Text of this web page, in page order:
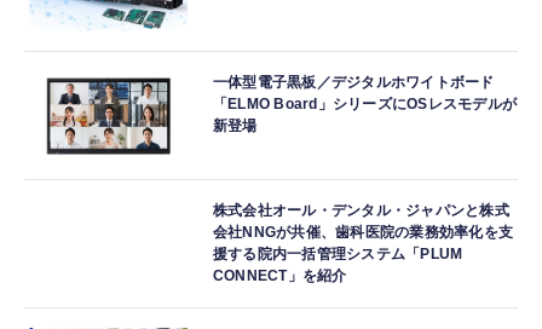
一体型電子黒板／デジタルホワイトボード
「ELMO Board」シリーズにOSレスモデルが
新登場
株式会社オール・デンタル・ジャパンと株式
会社NNGが共催、歯科医院の業務効率化を支
援する院内一括管理システム「PLUM
CONNECT」を紹介